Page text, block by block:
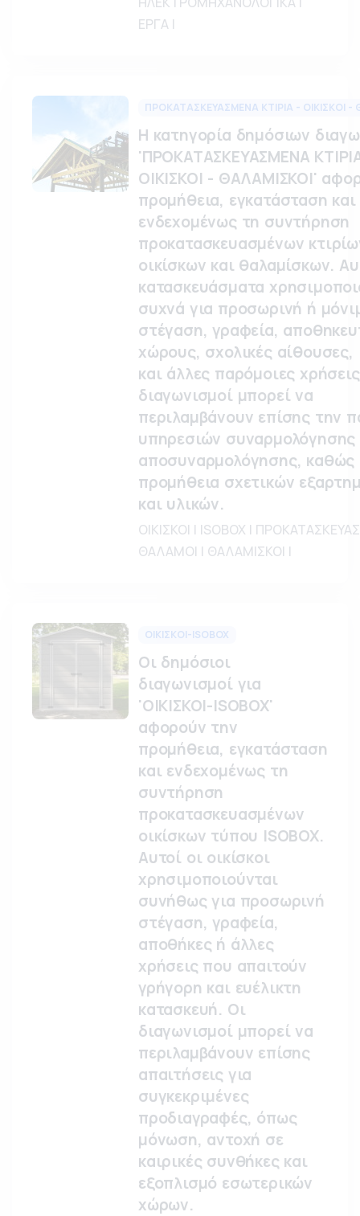
ΕΡΓΑ |
ΠΡΟΚΑΤΑΣΚΕΥΑΣΜΕΝΑ ΚΤΙΡΙΑ - ΟΙΚΙΣΚΟΙ -
Η κατηγορία δημόσιων
'ΠΡΟΚΑΤΑΣΚΕΥΑΣΜΕΝΑ
ΟΙΚΙΣΚΟΙ - ΘΑΛΑΜΙΣΚΟΙ'
προμήθεια, εγκατάσταση και
ενδεχομένως τη συντήρηση
προκατασκευασμένων
οικίσκων και θαλαμίσκων.
κατασκευάσματα
συχνά για προσωρινή ή
στέγαση, γραφεία,
χώρους, σχολικές αίθουσες,
και άλλες παρόμοιες
διαγωνισμοί μπορεί να
περιλαμβάνουν επίσης την
υπηρεσιών συναρμολόγησης
αποσυναρμολόγησης, καθώς
προμήθεια σχετικών
και υλικών.
ΟΙΚΙΣΚΟΙ | ISOBOX |
ΘΑΛΑΜΟΙ | ΘΑΛΑΜΙΣΚΟΙ |
ΟΙΚΙΣΚΟΙ-ISOBOX
Οι δημόσιοι
διαγωνισμοί για
'ΟΙΚΙΣΚΟΙ-ISOBOX'
αφορούν την
προμήθεια, εγκατάσταση
και ενδεχομένως τη
συντήρηση
προκατασκευασμένων
οικίσκων τύπου ISOBOX.
Αυτοί οι οικίσκοι
χρησιμοποιούνται
συνήθως για προσωρινή
στέγαση, γραφεία,
αποθήκες ή άλλες
χρήσεις που απαιτούν
γρήγορη και ευέλικτη
κατασκευή. Οι
διαγωνισμοί μπορεί να
περιλαμβάνουν επίσης
απαιτήσεις για
συγκεκριμένες
προδιαγραφές, όπως
μόνωση, αντοχή σε
καιρικές συνθήκες και
εξοπλισμό εσωτερικών
χώρων.